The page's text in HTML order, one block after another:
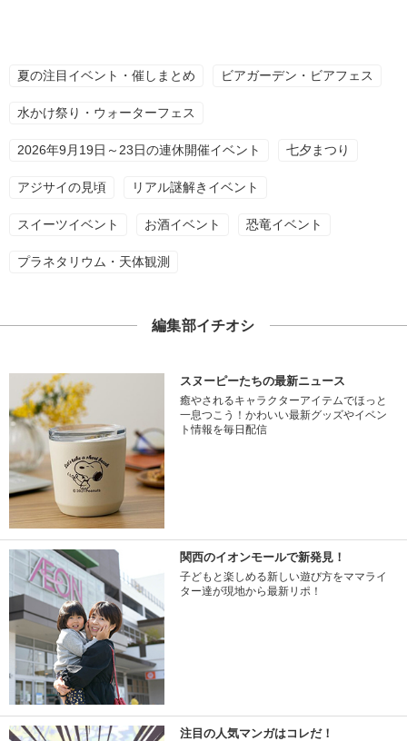
夏の注目イベント・催しまとめ ビアガーデン・ビアフェス
水かけ祭り・ウォーターフェス
2026年9月19日～23日の連休開催イベント 七夕まつり
アジサイの見頃 リアル謎解きイベント
スイーツイベント お酒イベント 恐竜イベント
プラネタリウム・天体観測
編集部イチオシ
スヌーピーたちの最新ニュース
癒やされるキャラクターアイテムでほっと
一息つこう！かわいい最新グッズやイベン
ト情報を毎日配信
関西のイオンモールで新発見！
子どもと楽しめる新しい遊び方をママライ
ター達が現地から最新リポ！
注目の人気マンガはコレだ！